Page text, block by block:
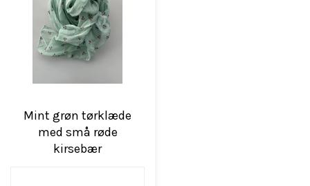
Mint grøn tørklæde
med små røde
kirsebær